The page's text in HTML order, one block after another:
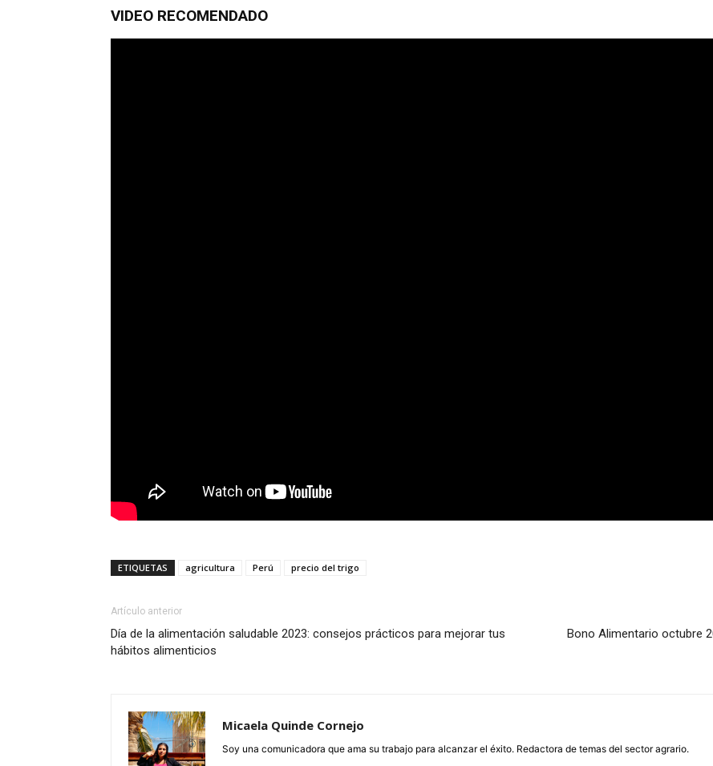
VIDEO RECOMENDADO
ETIQUETAS agricultura Perú precio del trigo
Artículo anterior
Día de la alimentación saludable 2023: consejos prácticos para mejorar tus
hábitos alimenticios
Bono Alimentario octubre
Micaela Quinde Cornejo
Soy una comunicadora que ama su trabajo para alcanzar el éxito. Redactora de temas del sector agrario.